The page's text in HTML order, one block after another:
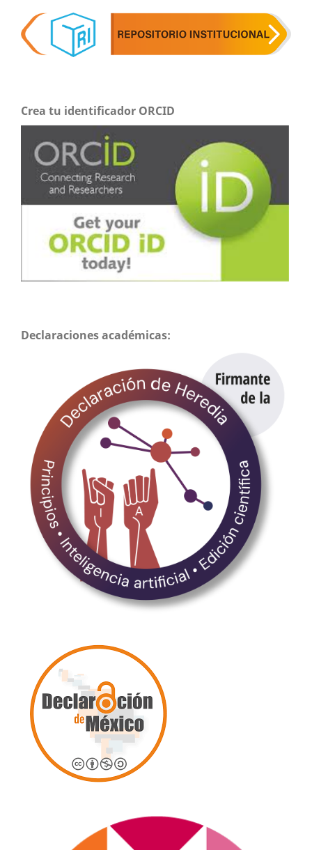
Crea tu identificador ORCID
Declaraciones académicas: